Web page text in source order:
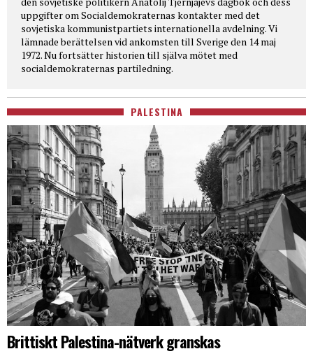
uppgifter om Socialdemokraternas kontakter med det
sovjetiska kommunistpartiets internationella avdelning. Vi
lämnade berättelsen vid ankomsten till Sverige den 14 maj
1972. Nu fortsätter historien till själva mötet med
socialdemokraternas partiledning.
PALESTINA
Brittiskt Palestina-nätverk granskas